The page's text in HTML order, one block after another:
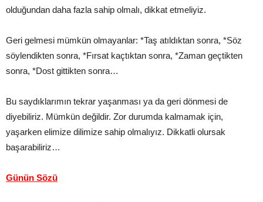
olduğundan daha fazla sahip olmalı, dikkat etmeliyiz.
Geri gelmesi mümkün olmayanlar: *Taş atıldıktan sonra, *Söz
söylendikten sonra, *Fırsat kaçtıktan sonra, *Zaman geçtikten
sonra, *Dost gittikten sonra…
Bu saydıklarımın tekrar yaşanması ya da geri dönmesi de
diyebiliriz. Mümkün değildir. Zor durumda kalmamak için,
yaşarken elimize dilimize sahip olmalıyız. Dikkatli olursak
başarabiliriz…
Günün Sözü